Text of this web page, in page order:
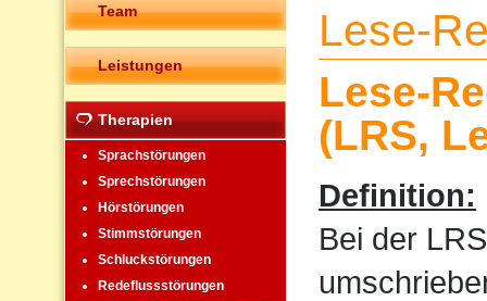
Team
Leistungen
Therapien
Sprachstörungen
Sprechstörungen
Hörstörungen
Stimmstörungen
Schluckstörungen
Redeflussstörungen
Lese-
Lese-
(LRS,
Definition:
Bei der